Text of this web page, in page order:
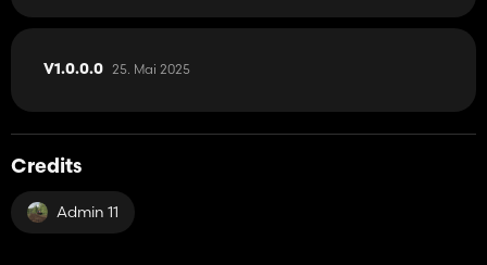
V1.0.0.0 25. Mai 2025
Credits
Admin 11